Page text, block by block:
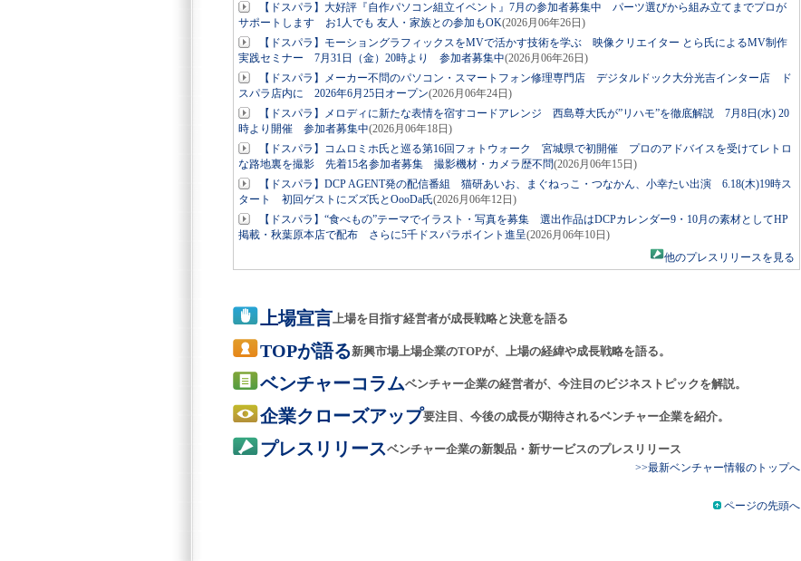
【ドスパラ】大好評『自作パソコン組立イベント』7月の参加者募集中 パーツ選びから組み立てまでプロが
サポートします お1人でも 友人・家族との参加もOK(2026月06年26日)
【ドスパラ】モーショングラフィックスをMVで活かす技術を学ぶ 映像クリエイター とら氏によるMV制作
実践セミナー 7月31日（金）20時より 参加者募集中(2026月06年26日)
【ドスパラ】メーカー不問のパソコン・スマートフォン修理専門店 デジタルドック大分光吉インター店 ド
スパラ店内に 2026年6月25日オープン(2026月06年24日)
【ドスパラ】メロディに新たな表情を宿すコードアレンジ 西島尊大氏が”リハモ”を徹底解説 7月8日(水) 20
時より開催 参加者募集中(2026月06年18日)
【ドスパラ】コムロミホ氏と巡る第16回フォトウォーク 宮城県で初開催 プロのアドバイスを受けてレトロ
な路地裏を撮影 先着15名参加者募集 撮影機材・カメラ歴不問(2026月06年15日)
【ドスパラ】DCP AGENT発の配信番組 猫研あいお、まぐねっこ・つなかん、小幸たい出演 6.18(木)19時ス
タート 初回ゲストにズズ氏とOooDa氏(2026月06年12日)
【ドスパラ】“食べもの”テーマでイラスト・写真を募集 選出作品はDCPカレンダー9・10月の素材としてHP
掲載・秋葉原本店で配布 さらに5千ドスパラポイント進呈(2026月06年10日)
他のプレスリリースを見る
上場宣言上場を目指す経営者が成長戦略と決意を語る
TOPが語る新興市場上場企業のTOPが、上場の経緯や成長戦略を語る。
ベンチャーコラムベンチャー企業の経営者が、今注目のビジネストピックを解説。
企業クローズアップ要注目、今後の成長が期待されるベンチャー企業を紹介。
プレスリリースベンチャー企業の新製品・新サービスのプレスリリース
>>最新ベンチャー情報のトップへ
ページの先頭へ